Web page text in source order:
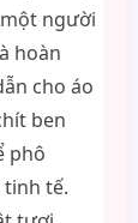
người
hoàn
cho áo
ben
phô
tế.